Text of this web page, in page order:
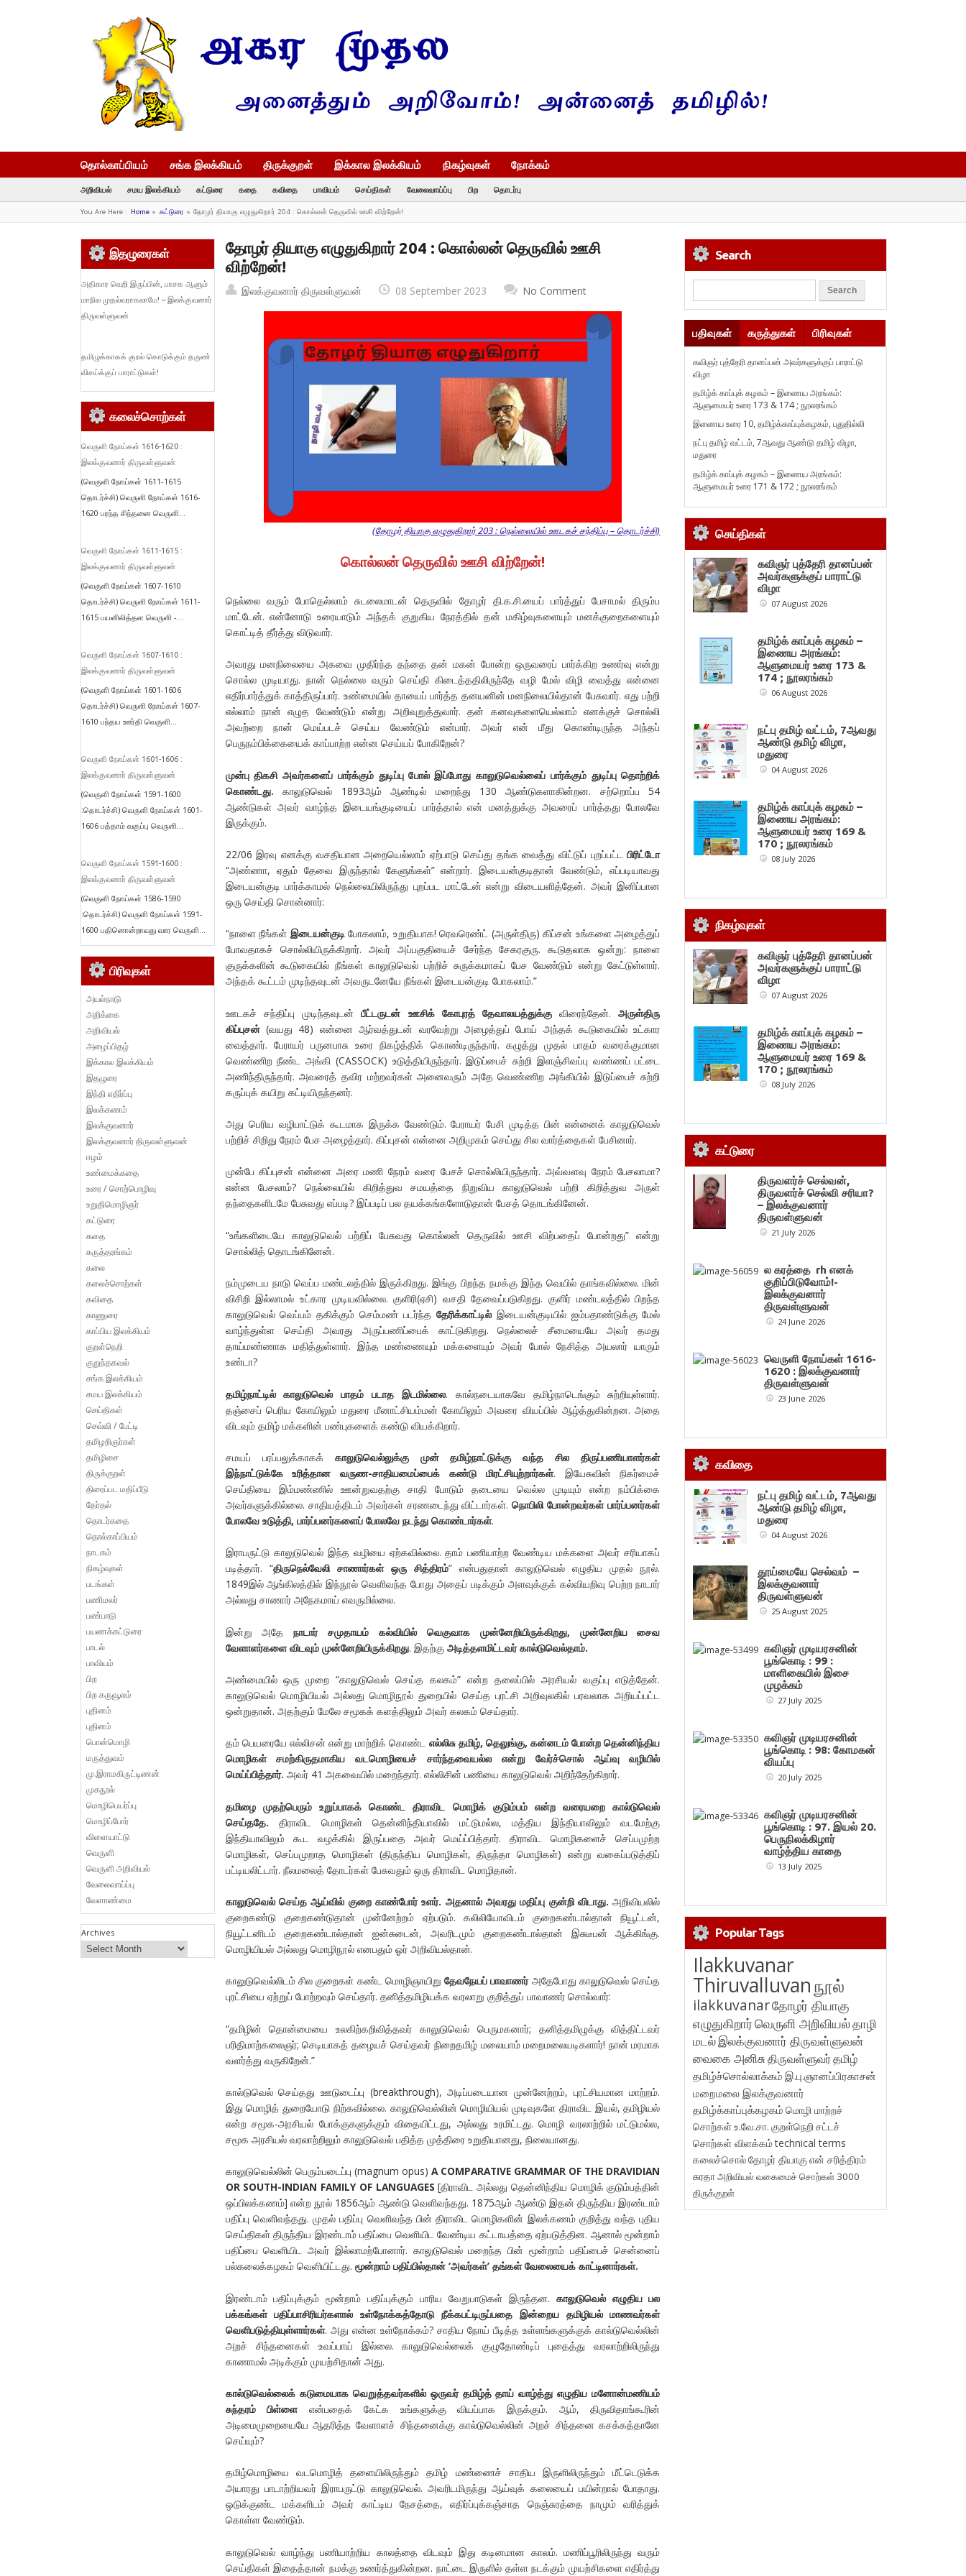
தொல்காப்பியம் சங்க இலக்கியம் திருக்குறள் இக்கால இலக்கியம் நிகழ்வுகள் நோக்கம்
அறிவியல் சமய இலக்கியம் கட்டுரை கதை கவிதை பாவியம் செய்திகள் வேலைவாய்ப்பு பிற தொடர்பு
You Are Here : Home» கட்டுரை » தோழர் தியாகு எழுதுகிறார் 204 : கொல்லன் தெருவில் ஊசி விற்றேன்!
தோழர் தியாகு எழுதுகிறார் 204 : கொல்லன் தெருவில் ஊசி
விற்றேன்!
இலக்குவனார் திருவள்ளுவன் 08 September 2023 No Comment
(தோழர் தியாகு எழுதுகிறார் 203 : நெல்லையில் ஊடகச் சந்திப்பு – தொடர்ச்சி)
கொல்லன் தெருவில் ஊசி விற்றேன்!
நெல்லை வரும் போதெல்லாம் சுடலைமாடன் தெருவில் தோழர் தி.க.சி.யைப் பார்த்துப் பேசாமல் திரும்ப
மாட்டேன். என்னோடு உரையாடும் அந்தக் குறுகிய நேரத்தில் தன் மகிழ்வுகளையும் மனக்குறைகளையும்
கொட்டித் தீர்த்து விடுவார்.
அவரது மனநிலையை அகவை முதிர்ந்த தந்தை தன் மகன் போன்ற ஒருவரைப் பார்க்கிற உணர்வு என்று
சொல்ல முடியாது. நான் நெல்லை வரும் செய்தி கிடைத்ததிலிருந்தே வழி மேல் விழி வைத்து என்னை
எதிர்பார்த்துக் காத்திருப்பார். உண்மையில் தாயைப் பார்த்த தனயனின் மனநிலையில்தான் பேசுவார். எது பற்றி
எல்லாம் நான் எழுத வேண்டும் என்று அறிவுறுத்துவார். தன் கனவுகளையெல்லாம் எனக்குச் சொல்லி
அவற்றை நான் மெய்படச் செய்ய வேண்டும் என்பார். அவர் என் மீது கொண்டிருந்த அந்தப்
பெருநம்பிக்கையைக் காப்பாற்ற என்ன செய்யப் போகிறேன்?
முன்பு திகசி அவர்களைப் பார்க்கும் துடிப்பு போல் இப்போது காலுடுவெல்லைப் பார்க்கும் துடிப்பு தொற்றிக்
கொண்டது.காலுடுவெல் 1893ஆம் ஆண்டில் மறைந்து 130 ஆண்டுகளாகின்றன. சற்றொப்ப 54
ஆண்டுகள் அவர் வாழ்ந்த இடையங்குடியைப் பார்த்தால் என் மனத்துக்கு அவரைப் பார்த்தது போலவே
இருக்கும்.
22/06 இரவு எனக்கு வசதியான அறையெல்லாம் ஏற்பாடு செய்து தங்க வைத்து விட்டுப் புறப்பட்டபிரிட்டோ
“அண்ணா, ஏதும் தேவை இருந்தால் கேளுங்கள்” என்றார். இடையன்குடிதான் வேண்டும், எப்படியாவது
இடையன்குடி பார்க்காமல் நெல்லையிலிருந்து புறப்பட மாட்டேன் என்று விடையளித்தேன். அவர் இனிப்பான
ஒரு செய்தி சொன்னார்:
“நாளை நீங்கள் இடையன்குடிபோகலாம், உறுதியாக! ரெவரெண்ட் (அருள்திரு) கிப்சன் உங்களை அழைத்துப்
போவதாகச் சொல்லியிருக்கிறார். அவர் அப்பகுதியைச் சேர்ந்த சேகரகுரு. கூடுதலாக ஒன்று: நாளை
குருக்களின் கூடுகையில் நீங்கள் காலுடுவெல் பற்றிச் சுருக்கமாகப் பேச வேண்டும் என்று கேட்டுள்ளார்.
அந்தக் கூட்டம் முடிந்தவுடன் அவருடனேயே நீங்கள் இடையன்குடி போகலாம்.”
ஊடகச் சந்திப்பு முடிந்தவுடன்பீட்டருடன் ஊசிக் கோபுரத் தேவாலயத்துக்குவிரைந்தேன்.அருள்திரு
கிப்புசன்(வயது 48) என்னை ஆர்வத்துடன் வரவேற்று அழைத்துப் போய் அந்தக் கூடுகையில் உட்கார
வைத்தார். பேராயர் பருனபாசு உரை நிகழ்த்திக் கொண்டிருந்தார். கழுத்து முதல் பாதம் வரைக்குமான
வெண்ணிற நீண்ட அங்கி (CASSOCK) உடுத்தியிருந்தார். இடுப்பைச் சுற்றி இளஞ்சிவப்பு வண்ணப் பட்டை
அணிந்திருந்தார். அவரைத் தவிர மற்றவர்கள் அனைவரும் அதே வெண்ணிற அங்கியில் இடுப்பைச் சுற்றி
கருப்புக் கயிறு கட்டியிருந்தனர்.
அது பெரிய வழிபாட்டுக் கூடமாக இருக்க வேண்டும். பேராயர் பேசி முடித்த பின் என்னைக் காலுடுவெல்
பற்றிச் சிறிது நேரம் பேச அழைத்தார். கிப்புசன் என்னை அறிமுகம் செய்து சில வார்த்தைகள் பேசினார்.
முன்பே கிப்புசன் என்னை அரை மணி நேரம் வரை பேசச் சொல்லியிருந்தார். அவ்வளவு நேரம் பேசலாமா?
என்ன பேசலாம்? நெல்லையில் கிறித்துவ சமயத்தை நிறுவிய காலுடுவெல் பற்றி கிறித்துவ அருள்
தந்தைகளிடமே பேசுவது எப்படி? இப்படிப் பல தயக்கங்களோடுதான் பேசத் தொடங்கினேன்.
“உங்களிடையே காலுடுவெல் பற்றிப் பேசுவது கொல்லன் தெருவில் ஊசி விற்பதைப் போன்றது” என்று
சொல்லித் தொடங்கினேன்.
நம்முடைய நாடு வெப்ப மண்டலத்தில் இருக்கிறது. இங்கு பிறந்த நமக்கு இந்த வெயில் தாங்கவில்லை. மின்
விசிறி இல்லாமல் உட்கார முடியவில்லை. குளிரி(ஏசி) வசதி தேவைப்படுகிறது. குளிர் மண்டலத்தில் பிறந்த
காலுடுவெல் வெப்பம் தகிக்கும் செம்மண் படர்ந்த தேரிக்காட்டில்இடையன்குடியில் ஐம்பதாண்டுக்கு மேல்
வாழ்ந்துள்ள செய்தி அவரது அருப்பணிப்பைக் காட்டுகிறது. நெல்லைச் சீமையையே அவர் தமது
தாய்மண்ணாக மதித்துள்ளார். இந்த மண்ணையும் மக்களையும் அவர் போல் நேசித்த அயலார் யாரும்
உண்டா?
தமிழ்நாட்டில் காலுடுவெல் பாதம் படாத இடமில்லை. கால்நடையாகவே தமிழ்நாடெங்கும் சுற்றியுள்ளார்.
தஞ்சைப் பெரிய கோயிலும் மதுரை மீனாட்சியம்மன் கோயிலும் அவரை வியப்பில் ஆழ்த்துகின்றன. அதை
விடவும் தமிழ் மக்களின் பண்புகளைக் கண்டு வியக்கிறார்.
சமயப் பரப்பலுக்காகக் காலுடுவெல்லுக்கு முன் தமிழ்நாட்டுக்கு வந்த சில திருப்பணியாளர்கள்
இந்நாட்டுக்கே உரித்தான வருண-சாதியமைப்பைக் கண்டு மிரட்சியுற்றார்கள். இயேசுவின் நிகர்மைச்
செய்தியை இம்மண்ணில் ஊன்றுவதற்கு சாதி போடும் தடையை வெல்ல முடியும் என்ற நம்பிக்கை
அவர்களுக்கில்லை. சாதியத்திடம் அவர்கள் சரணடைந்து விட்டார்கள்.நொபிலி போன்றவர்கள் பார்ப்பனர்கள்
போலவே உடுத்தி, பார்ப்பனர்களைப் போலவே நடந்து கொண்டார்கள்.
இராபருட்டு காலுடுவெல் இந்த வழியை ஏற்கவில்லை. தாம் பணியாற்ற வேண்டிய மக்களை அவர் சரியாகப்
படித்தார். “திருநெல்வேலி சாணார்கள் ஒரு சித்திரம்” என்பதுதான் காலுடுவெல் எழுதிய முதல் நூல்.
1849இல் ஆங்கிலத்தில் இந்நூல் வெளிவந்த போது அதைப் படிக்கும் அளவுக்குக் கல்வியறிவு பெற்ற நாடார்
அல்லது சாணார் அநேகமாய் எவருமில்லை.
இன்று அதேநாடார் சமுதாயம் கல்வியில் வெகுவாக முன்னேறியிருக்கிறது, முன்னேறிய சைவ
வேளாளர்களை விடவும் முன்னேறியிருக்கிறது. இதற்கு அடித்தளமிட்டவர் கால்டுவெல்தாம்.
அண்மையில் ஒரு முறை “காலுடுவெல் செய்த கலகம்” என்ற தலைப்பில் அரசியல் வகுப்பு எடுத்தேன்.
காலுடுவெல் மொழியியல் அல்லது மொழிநூல் துறையில் செய்த புரட்சி அறிவுலகில் பரவலாக அறியப்பட்ட
ஒன்றுதான். அதற்கும் மேலே சமூகக் களத்திலும் அவர் கலகம் செய்தார்.
தம் பெயரையே எல்லிசன் என்று மாற்றிக் கொண்ட எல்லிசு தமிழ், தெலுங்கு, கன்னடம் போன்ற தென்னிந்திய
மொழிகள் சமற்கிருதமாகிய வடமொழியைச் சார்ந்தவையல்ல என்று வேர்ச்சொல் ஆய்வு வழியில்
மெய்ப்பித்தார். அவர் 41 அகவையில் மறைந்தார். எல்லிசின் பணியை காலுடுவெல் அறிந்தேற்கிறார்.
தமிழை முதற்பெரும் உறுப்பாகக் கொண்ட திராவிட மொழிக் குடும்பம் என்ற வரையறை கால்டுவெல்
செய்ததே. திராவிட மொழிகள் தென்னிந்தியாவில் மட்டுமல்ல, மத்திய இந்தியாவிலும் வடமேற்கு
இந்தியாவிலும் கூட வழக்கில் இருப்பதை அவர் மெய்ப்பித்தார். திராவிட மொழிகளைச் செப்பமுற்ற
மொழிகள், செப்பமுறாத மொழிகள் (திருந்திய மொழிகள், திருந்தா மொழிகள்) என்று வகைப்படுத்திப்
பட்டியலிட்டார். நீலமலைத் தோடர்கள் பேசுவதும் ஒரு திராவிட மொழிதான்.
காலுடுவெல் செய்த ஆய்வில் குறை காண்போர் உளர். அதனால் அவரது மதிப்பு குன்றி விடாது. அறிவியலில்
குறைகண்டு குறைகண்டுதான் முன்னேற்றம் ஏற்படும். கலிலியோவிடம் குறைகண்டால்தான் நியூட்டன்,
நியூட்டனிடம் குறைகண்டால்தான் ஐன்சுடைன், அவரிடமும் குறைகண்டால்தான் இசுடீபன் ஆக்கிங்கு.
மொழியியல் அல்லது மொழிநூல் எனபதும் ஓர் அறிவியல்தான்.
காலுடுவெல்லிடம் சில குறைகள் கண்ட மொழிஞாயிறுதேவநேயப் பாவாணர்அதேபோது காலுடுவெல் செய்த
புரட்சியை ஏற்றுப் போற்றவும் செய்தார். தனித்தமிழியக்க வரலாறு குறித்துப் பாவாணர் சொல்வார்:
“தமிழின் தொன்மையை உலகிற்கறிவித்தவர் காலுடுவெல் பெருமகனார்; தனித்தமிழுக்கு வித்திட்டவர்
பரிதிமாற்கலைஞர்; செடியாகத் தழையச் செய்தவர் நிறைதமிழ் மலையாம் மறைமலையடிகளார்! நான் மரமாக
வளர்த்து வருகிறேன்.”
கால்டுவெல் செய்தது ஊடுடைப்பு (breakthrough), அடிப்படையான முன்னேற்றம், புரட்சியமான மாற்றம்.
இது மொழித் துறையோடு நிற்கவில்லை. காலுடுவெல்லின் மொழியியல் முடிவுகளே திராவிட இயல், தமிழியல்
என்ற சமூக-அரசியல் போக்குகளுக்கும் விதையிட்டது, அல்லது உரமிட்டது. மொழி வரலாற்றில் மட்டுமல்ல,
சமூக அரசியல் வரலாற்றிலும் காலுடுவெல் பதித்த முத்திரை உறுதியானது, நிலையானது.
காலுடுவெல்லின் பெரும்படைப்பு (magnum opus) A COMPARATIVE GRAMMAR OF THE DRAVIDIAN
OR SOUTH-INDIAN FAMILY OF LANGUAGES [திராவிட அல்லது தென்னிந்திய மொழிக் குடும்பத்தின்
ஒப்பிலக்கணம்] என்ற நூல் 1856ஆம் ஆண்டு வெளிவந்தது. 1875ஆம் ஆண்டு இதன் திருந்திய இரண்டாம்
பதிப்பு வெளிவந்தது. முதல் பதிப்பு வெளிவந்த பின் திராவிட மொழிகளின் இலக்கணம் குறித்து வந்த புதிய
செய்திகள் திருந்திய இரண்டாம் பதிப்பை வெளியிட வேண்டிய கட்டாயத்தை ஏற்படுத்தின. ஆனால் மூன்றாம்
பதிப்பை வெளியிட அவர் இல்லாமற்போனார். காலுடுவெல் மறைந்த பின் மூன்றாம் பதிப்பைச் சென்னைப்
பல்கலைக்கழகம் வெளியிட்டது. மூன்றாம் பதிப்பில்தான் ‘அவர்கள்’ தங்கள் வேலையைக் காட்டினார்கள்.
இரண்டாம் பதிப்புக்கும் மூன்றாம் பதிப்புக்கும் பாரிய வேறுபாடுகள் இருந்தன. காலுடுவெல் எழுதிய பல
பக்கங்கள் பதிப்பாசிரியர்களால் உள்நோக்கத்தோடு நீக்கபட்டிருப்பதை இன்றைய தமிழியல் மாணவர்கள்
வெளிபடுத்தியுள்ளார்கள். அது என்ன உள்நோக்கம்? சாதிய நோய் பீடித்த உள்ளங்களுக்குக் கால்டுவெல்லின்
அறச் சிந்தனைகள் உவப்பாய் இல்லை. காலுடுவெல்லைக் குழுதோண்டிப் புதைத்து வரலாற்றிலிருந்து
காணாமல் அடிக்கும் முயற்சிதான் அது.
கால்டுவெல்லைக் கடுமையாக வெறுத்தவர்களில் ஒருவர் தமிழ்த் தாய் வாழ்த்து எழுதிய மனோன்மணியம்
சுந்தரம் பிள்ளைஎன்பதைக் கேட்க உங்களுக்கு வியப்பாக இருக்கும். ஆம், திருவிதாங்கூரின்
அடிமைமுறையையே ஆதரித்த வேளாளச் சிந்தனைக்கு கால்டுவெல்லின் அறச் சிந்தனை கசக்கத்தானே
செய்யும்?
தமிழ்மொழியை வடமொழித் தளையிலிருந்தும் தமிழ் மண்ணைச் சாதிய இருளிலிருந்தும் மீட்டெடுக்க
அயாரது பாடாற்றியவர் இராபருட்டு காலுடுவெல். அவரிடமிருந்து ஆய்வுக் கலையைப் பயின்றால் போதாது.
ஒடுக்குண்ட மக்களிடம் அவர் காட்டிய நேசத்தை, எதிர்ப்புக்கஞ்சாத நெஞ்சுரத்தை நாமும் வரித்துக்
கொள்ள வேண்டும்.
காலுடுவெல் வாழ்ந்து பணியாற்றிய காலத்தை விடவும் இது கடினமான காலம். மணிப்பூரிலிருந்து வரும்
செய்திகள் இதைத்தான் நமக்கு உணர்த்துகின்றன. நாட்டை இருளில் தள்ள நடக்கும் முயற்சிகளை எதிர்த்து
இதழுரைகள்
அதிகார வெறி இருப்பின், பாசக ஆளும்
மாநில முதல்வராகலாமே! – இலக்குவனார்
திருவள்ளுவன்
தமிழுக்காகக் குரல் கொடுக்கும் தருண்
விசய்க்குப் பாராட்டுகள்!
கலைச்சொற்கள்
வெருளி நோய்கள் 1616-1620 :
இலக்குவனார் திருவள்ளுவன்
(வெருளி நோய்கள் 1611-1615
தொடர்ச்சி) வெருளி நோய்கள் 1616-
1620 பரந்த சிந்தனை வெருளி...
வெருளி நோய்கள் 1611-1615 :
இலக்குவனார் திருவள்ளுவன்
(வெருளி நோய்கள் 1607-1610
தொடர்ச்சி) வெருளி நோய்கள் 1611-
1615 பயனிலித்தள வெருளி -...
வெருளி நோய்கள் 1607-1610 :
இலக்குவனார் திருவள்ளுவன்
(வெருளி நோய்கள் 1601-1606
தொடர்ச்சி) வெருளி நோய்கள் 1607-
1610 பந்தய ஊர்தி வெருளி...
வெருளி நோய்கள் 1601-1606 :
இலக்குவனார் திருவள்ளுவன்
(வெருளி நோய்கள் 1591-1600
:தொடர்ச்சி) வெருளி நோய்கள் 1601-
1606 பத்தாம் வகுப்பு வெருளி...
வெருளி நோய்கள் 1591-1600 :
இலக்குவனார் திருவள்ளுவன்
(வெருளி நோய்கள் 1586-1590
:தொடர்ச்சி) வெருளி நோய்கள் 1591-
1600 பதினொன்றாவது வார வெருளி...
பிரிவுகள்
அயல்நாடு
அறிக்கை
அறிவியல்
அழைப்பிதழ்
இக்கால இலக்கியம்
இதழுரை
இந்தி எதிர்ப்பு
இலக்கணம்
இலக்குவனார்
இலக்குவனார் திருவள்ளுவன்
ஈழம்
உண்மைக்கதை
உரை / சொற்பொழிவு
உறுதிமொழிஞர்
கட்டுரை
கதை
கருத்தரங்கம்
கலை
கலைச்சொற்கள்
கவிதை
காணுரை
காப்பிய இலக்கியம்
குறள்நெறி
குறுந்தகவல்
சங்க இலக்கியம்
சமய இலக்கியம்
செய்திகள்
செவ்வி / பேட்டி
தமிழறிஞர்கள்
தமிழிசை
திருக்குறள்
திரைப்பட மதிப்பீடு
தேர்தல்
தொடர்கதை
தொல்காப்பியம்
நாடகம்
நிகழ்வுகள்
படங்கள்
பணிமலர்
பண்பாடு
பயணக்கட்டுரை
பாடல்
பாவியம்
பிற
பிற கருவூலம்
புதினம்
புதினம்
பொன்மொழி
மருத்துவம்
மு.இராமகிருட்டிணன்
முகநூல்
மொழிபெயர்ப்பு
மொழிப்போர்
விளையாட்டு
வெருளி
வெருளி அறிவியல்
வேலைவாய்ப்பு
வேளாண்மை
Archives
Search
பதிவுகள் கருத்துகள் பிரிவுகள்
கவிஞர் புத்தேரி தானப்பன் அவர்களுக்குப் பாராட்டு
விழா
தமிழ்க் காப்புக் கழகம் – இணைய அரங்கம்:
ஆளுமையர் உரை 173 & 174 ; நூலரங்கம்
இணைய உரை 10, தமிழ்க்காப்புக்கழகம், புதுதில்லி
நட்பு தமிழ் வட்டம், 7ஆவது ஆண்டு தமிழ் விழா,
மதுரை
தமிழ்க் காப்புக் கழகம் – இணைய அரங்கம்:
ஆளுமையர் உரை 171 & 172 ; நூலரங்கம்
செய்திகள்
கவிஞர் புத்தேரி தானப்பன்
அவர்களுக்குப் பாராட்டு
விழா
07 August 2026
தமிழ்க் காப்புக் கழகம் –
இணைய அரங்கம்:
ஆளுமையர் உரை 173 &
174 ; நூலரங்கம்
06 August 2026
நட்பு தமிழ் வட்டம், 7ஆவது
ஆண்டு தமிழ் விழா,
மதுரை
04 August 2026
தமிழ்க் காப்புக் கழகம் –
இணைய அரங்கம்:
ஆளுமையர் உரை 169 &
170 ; நூலரங்கம்
08 July 2026
நிகழ்வுகள்
கவிஞர் புத்தேரி தானப்பன்
அவர்களுக்குப் பாராட்டு
விழா
07 August 2026
தமிழ்க் காப்புக் கழகம் –
இணைய அரங்கம்:
ஆளுமையர் உரை 169 &
170 ; நூலரங்கம்
08 July 2026
கட்டுரை
திருவளர்ச் செல்வன்,
திருவளர்ச் செல்வி சரியா?
– இலக்குவனார்
திருவள்ளுவன்
21 July 2026
ல கரத்தை rh எனக்
குறிப்பிடுவோம்!-
இலக்குவனார்
திருவள்ளுவன்
24 June 2026
வெருளி நோய்கள் 1616-
1620 : இலக்குவனார்
திருவள்ளுவன்
23 June 2026
கவிதை
நட்பு தமிழ் வட்டம், 7ஆவது
ஆண்டு தமிழ் விழா,
மதுரை
04 August 2026
தூய்மையே செல்வம் –
இலக்குவனார்
திருவள்ளுவன்
25 August 2025
கவிஞர் முடியரசனின்
பூங்கொடி : 99 :
மாளிகையில் இசை
முழக்கம்
27 July 2025
கவிஞர் முடியரசனின்
பூங்கொடி : 98: கோமகன்
வியப்பு
20 July 2025
கவிஞர் முடியரசனின்
பூங்கொடி : 97. இயல் 20.
பெருநிலக்கிழார்
வாழ்த்திய காதை
13 July 2025
Popular Tags
Ilakkuvanar
Thiruvalluvanநூல்
ilakkuvanarதோழர் தியாகு
எழுதுகிறார்வெருளி அறிவியல்தாழி
மடல்இலக்குவனார் திருவள்ளுவன்
வைகை அனிசுதிருவள்ளுவர்தமிழ்
தமிழ்ச்சொல்லாக்கம் இ.பு.ஞானப்பிரகாசன்
மறைமலை இலக்குவனார்
தமிழ்க்காப்புக்கழகம் மொழி மாற்றச்
சொற்கள்உ.வே.சா. குறள்நெறி சட்டச்
சொற்கள் விளக்கம்technical terms
கலைச்சொல்தோழர் தியாகுஎன் சரித்திரம்
சுரதாஅறிவியல் வகைமைச் சொற்கள் 3000
திருக்குறள்